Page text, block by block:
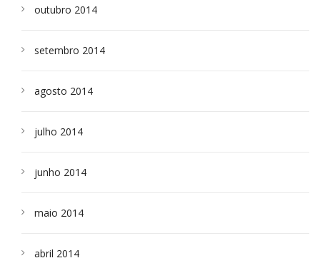
outubro 2014
setembro 2014
agosto 2014
julho 2014
junho 2014
maio 2014
abril 2014